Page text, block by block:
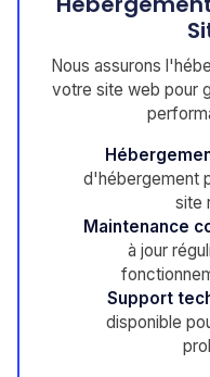
Nous assurons
votre site web pour
d'hébergement
site
Maintenance
à jour
Support
disponible